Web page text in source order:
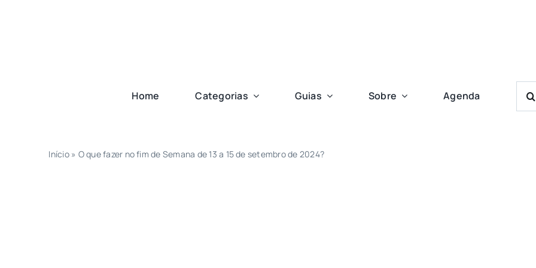
Home Categorias Guias Sobre Agenda
Início» O que fazer no fim de Semana de 13 a 15 de setembro de 2024?